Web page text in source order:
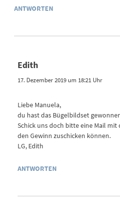
ANTWORTEN
Edith
17. Dezember 2019 um 18:21 Uhr
Liebe Manuela,
du hast das Bügelbildset
Schick uns doch bitte eine Mail
den Gewinn zuschicken können.
LG, Edith
ANTWORTEN